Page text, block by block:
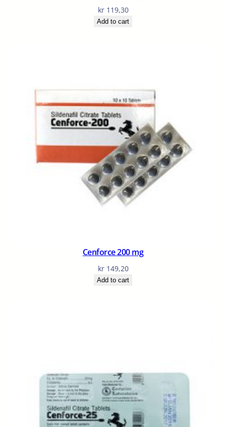
kr119,30
Add to cart
Cenforce 200 mg
kr149,20
Add to cart